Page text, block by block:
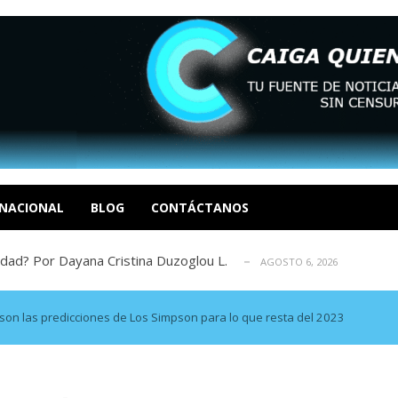
BLOG CONTÁCTANOS
de derechos humanos en el Minister... AGOSTO 6, 2026
un mercado impulsado por el auge de... AGOSTO 6, 2026
La Guaira que hasta ahora no había ...
Por Dayana Cristina Duzoglou L.
apagones y promesas incumplidas... AGOSTO 6, 2026
de derechos humanos en el Minister... AGOSTO 6, 2026
un mercado impulsado por el auge de... AGOSTO 6, 2026
en La Guaira que hasta ahora no había ... AGOSTO 6, 2026
Por Dayana Cristina Duzoglou L.
apagones y promesas incumplidas...
son las predicciones de Los Simpson para lo que resta del 2023